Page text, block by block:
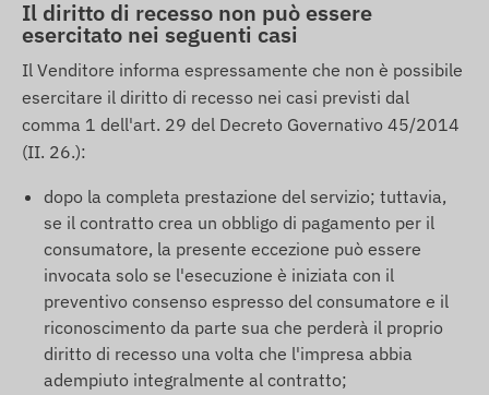
Il diritto di recesso non può essere
esercitato nei seguenti casi
Il Venditore informa espressamente che non è possibile
esercitare il diritto di recesso nei casi previsti dal
comma 1 dell'art. 29 del Decreto Governativo 45/2014
(II. 26.):
dopo la completa prestazione del servizio; tuttavia,
se il contratto crea un obbligo di pagamento per il
consumatore, la presente eccezione può essere
invocata solo se l'esecuzione è iniziata con il
preventivo consenso espresso del consumatore e il
riconoscimento da parte sua che perderà il proprio
diritto di recesso una volta che l'impresa abbia
adempiuto integralmente al contratto;